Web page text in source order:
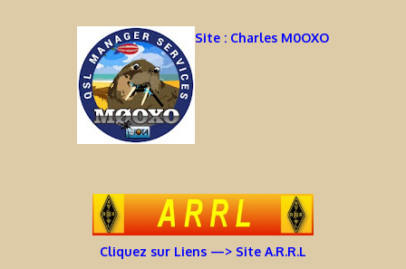
Site : Charles M0OXO
Cliquez sur Liens —> Site A.R.R.L